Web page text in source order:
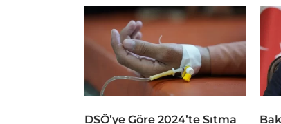
DSÖ’ye Göre 2024’te Sıtma